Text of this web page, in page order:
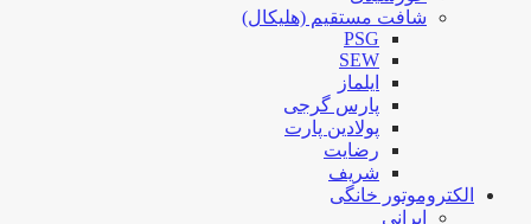
شافت مستقیم (هلیکال)
PSG
SEW
ایلماز
پارس گرجی
پولادین پارت
رضایت
شریف
الکتروموتور خانگی
ایرانی